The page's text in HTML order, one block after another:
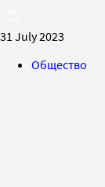
31 July 2023
Общество